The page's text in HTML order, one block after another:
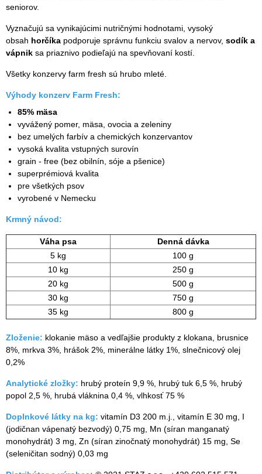
seniorov.
Vyznačujú sa vynikajúcimi nutričnými hodnotami, vysoký
obsah horčíka podporuje správnu funkciu svalov a nervov, sodík a
vápnik sa priaznivo podieľajú na spevňovaní kostí.
Všetky konzervy farm fresh sú hrubo mleté.
Výhody konzerv Farm Fresh:
85% mäsa
vyvážený pomer, mäsa, ovocia a zeleniny
bez umelých farbív a chemických konzervantov
vysoká kvalita vstupných surovín
grain - free (bez obilnín, sóje a pšenice)
superprémiová kvalita
pre všetkých psov
vyrobené v Nemecku
Krmný návod:
Váha psa
Denná dávka
5 kg
100 g
10 kg
250 g
20 kg
500 g
30 kg
750 g
35 kg
800 g
Zloženie: klokanie mäso a vedľajšie produkty z klokana, brusnice
8%, mrkva 3%, hrášok 2%, minerálne látky 1%, slnečnicový olej
0,2%
Analytické zložky: hrubý proteín 9,9 %, hrubý tuk 6,5 %, hrubý
popol 2,5 %, hrubá vláknina 0,4 %, vlhkosť 75 %
Doplnkové látky na kg: vitamín D3 200 m.j., vitamín E 30 mg, I
(jodičnan vápenatý bezvodý) 0,75 mg, Mn (síran manganatý
monohydrát) 3 mg, Zn (síran zinočnatý monohydrát) 15 mg, Se
(seleničitan sodný) 0,03 mg